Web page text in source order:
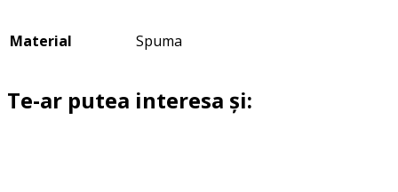
Material Spuma
Te-ar putea interesa și: